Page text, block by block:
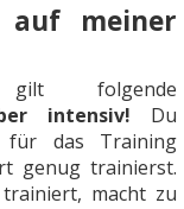
meiner
folgende
intensiv! Du
das Training
genug trainierst.
macht zu